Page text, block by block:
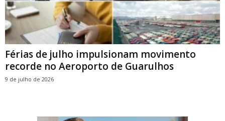
Férias de julho impulsionam movimento
recorde no Aeroporto de Guarulhos
9 de julho de 2026